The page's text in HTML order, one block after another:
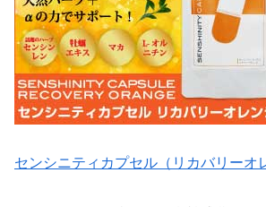
センシニティカプセル（リカバリーオ